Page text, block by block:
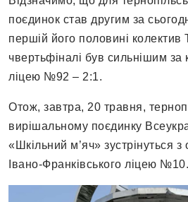
поєдинок став другим за
першій його половині
чвертьфіналі був сильнішим
ліцею №92 – 2:1.
Отож, завтра, 20 травня,
вирішальному поєдинку
«Шкільний м’яч» зустрінуться з
Івано-Франківського ліцею №10.